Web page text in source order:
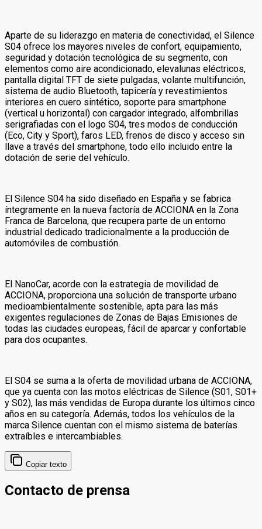
Aparte de su liderazgo en materia de conectividad, el Silence
S04 ofrece los mayores niveles de confort, equipamiento,
seguridad y dotación tecnológica de su segmento, con
elementos como aire acondicionado, elevalunas eléctricos,
pantalla digital TFT de siete pulgadas, volante multifunción,
sistema de audio Bluetooth, tapicería y revestimientos
interiores en cuero sintético, soporte para smartphone
(vertical u horizontal) con cargador integrado, alfombrillas
serigrafiadas con el logo S04, tres modos de conducción
(Eco, City y Sport), faros LED, frenos de disco y acceso sin
llave a través del smartphone, todo ello incluido entre la
dotación de serie del vehículo.
El Silence S04 ha sido diseñado en España y se fabrica
íntegramente en la nueva factoría de ACCIONA en la Zona
Franca de Barcelona, que recupera parte de un entorno
industrial dedicado tradicionalmente a la producción de
automóviles de combustión.
El NanoCar, acorde con la estrategia de movilidad de
ACCIONA, proporciona una solución de transporte urbano
medioambientalmente sostenible, apta para las más
exigentes regulaciones de Zonas de Bajas Emisiones de
todas las ciudades europeas, fácil de aparcar y confortable
para dos ocupantes.
El S04 se suma a la oferta de movilidad urbana de ACCIONA,
que ya cuenta con las motos eléctricas de Silence (S01, S01+
y S02), las más vendidas de Europa durante los últimos cinco
años en su categoría. Además, todos los vehículos de la
marca Silence cuentan con el mismo sistema de baterías
extraíbles e intercambiables.
Copiar texto
Contacto de prensa